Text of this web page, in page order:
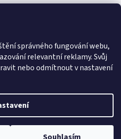
správného fungování webu,
relevantní reklamy. Svůj
nebo odmítnout v nastavení
Prodej a servis čtyřkolek Kryry.
Upravit nastavení cookies